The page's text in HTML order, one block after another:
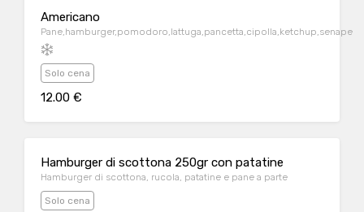
Americano
Pane,hamburger,pomodoro,lattuga,pancetta,cipolla,ketchup,senape
Solo cena
12.00 €
Hamburger di scottona 250gr con patatine
Hamburger di scottona, rucola, patatine e pane a parte
Solo cena